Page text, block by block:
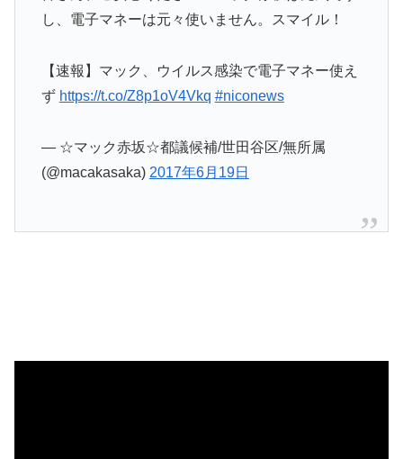
し、電子マネーは元々使いません。スマイル！
【速報】マック、ウイルス感染で電子マネー使え
ず https://t.co/Z8p1oV4Vkq #niconews
— ☆マック赤坂☆都議候補/世田谷区/無所属
(@macakasaka) 2017年6月19日